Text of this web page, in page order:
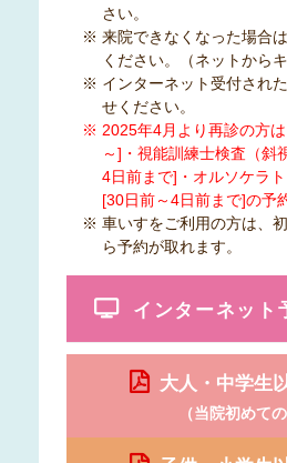
さい。
※ 来院できなくなった場合
ください。（ネットから
※ インターネット受付され
せください。
※ 2025年4月より再診の方
～]・視能訓練士検査（斜
4日前まで]・オルソケラ
[30日前～4日前まで]の予
※ 車いすをご利用の方は、
ら予約が取れます。
インターネット
大人・中学生
（当院初めての